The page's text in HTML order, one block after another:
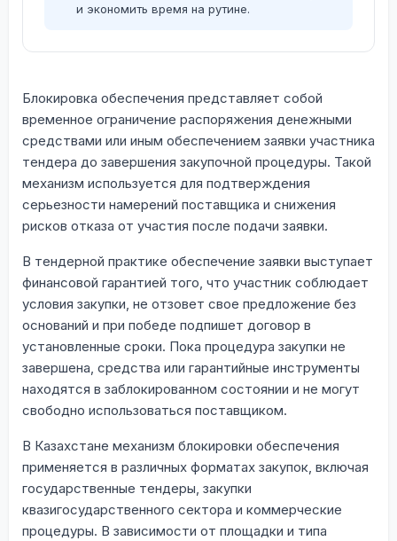
и экономить время на рутине.
Блокировка обеспечения представляет собой
временное ограничение распоряжения денежными
средствами или иным обеспечением заявки участника
тендера до завершения закупочной процедуры. Такой
механизм используется для подтверждения
серьезности намерений поставщика и снижения
рисков отказа от участия после подачи заявки.
В тендерной практике обеспечение заявки выступает
финансовой гарантией того, что участник соблюдает
условия закупки, не отзовет свое предложение без
оснований и при победе подпишет договор в
установленные сроки. Пока процедура закупки не
завершена, средства или гарантийные инструменты
находятся в заблокированном состоянии и не могут
свободно использоваться поставщиком.
В Казахстане механизм блокировки обеспечения
применяется в различных форматах закупок, включая
государственные тендеры, закупки
квазигосударственного сектора и коммерческие
процедуры. В зависимости от площадки и типа